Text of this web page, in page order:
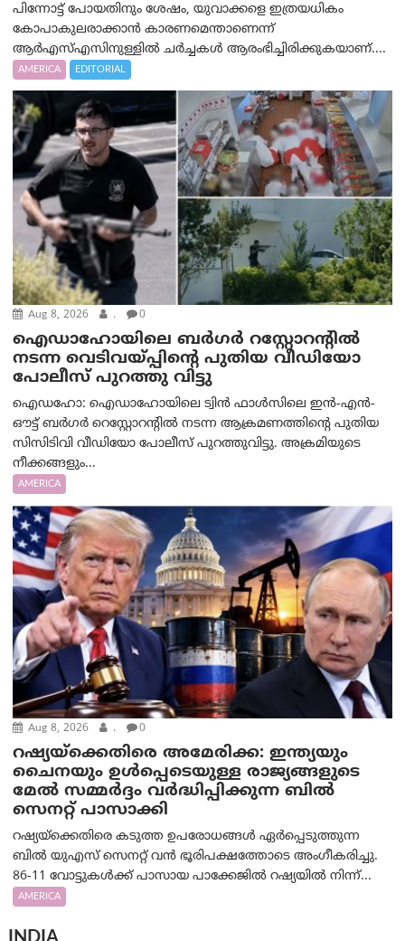
പിന്നോട്ട് പോയതിനും ശേഷം, യുവാക്കളെ ഇത്രയധികം
കോപാകുലരാക്കാൻ കാരണമെന്താണെന്ന്
ആർ‌എസ്‌എസിനുള്ളിൽ ചർച്ചകൾ ആരംഭിച്ചിരിക്കുകയാണ്....
AMERICA EDITORIAL
Aug 8, 2026 . 0
ഐഡാഹോയിലെ ബർഗർ റസ്റ്റോറന്റിൽ
നടന്ന വെടിവയ്പ്പിന്റെ പുതിയ വീഡിയോ
പോലീസ് പുറത്തു വിട്ടു
ഐഡഹോ: ഐഡാഹോയിലെ ട്വിൻ ഫാൾസിലെ ഇൻ-എൻ-
ഔട്ട് ബർഗർ റെസ്റ്റോറന്റിൽ നടന്ന ആക്രമണത്തിന്റെ പുതിയ
സിസിടിവി വീഡിയോ പോലീസ് പുറത്തുവിട്ടു. അക്രമിയുടെ
നീക്കങ്ങളും...
AMERICA
Aug 8, 2026 . 0
റഷ്യയ്‌ക്കെതിരെ അമേരിക്ക: ഇന്ത്യയും
ചൈനയും ഉൾപ്പെടെയുള്ള രാജ്യങ്ങളുടെ
മേൽ സമ്മർദ്ദം വർദ്ധിപ്പിക്കുന്ന ബിൽ
സെനറ്റ് പാസാക്കി
റഷ്യയ്‌ക്കെതിരെ കടുത്ത ഉപരോധങ്ങൾ ഏർപ്പെടുത്തുന്ന
ബിൽ യുഎസ് സെനറ്റ് വൻ ഭൂരിപക്ഷത്തോടെ അംഗീകരിച്ചു.
86-11 വോട്ടുകൾക്ക് പാസായ പാക്കേജിൽ റഷ്യയിൽ നിന്ന്...
AMERICA